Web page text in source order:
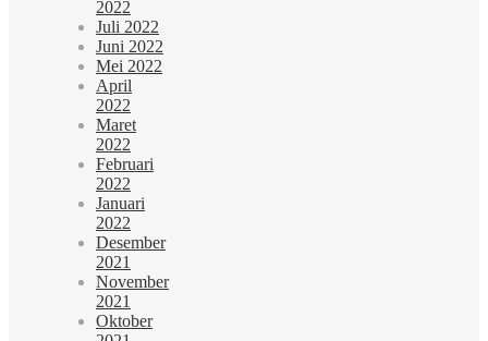
2022
Juli 2022
Juni 2022
Mei 2022
April
2022
Maret
2022
Februari
2022
Januari
2022
Desember
2021
November
2021
Oktober